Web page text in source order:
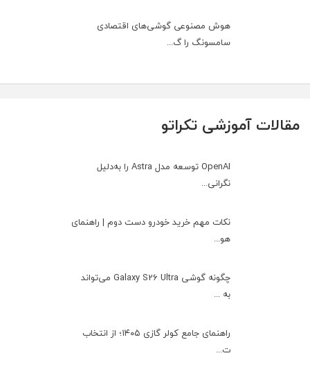
هوش مصنوعی گوشی‌های اقتصادی
سامسونگ را گ...
مقالات آموزشی تکراتو
OpenAI توسعه مدل Astra را به‌دلیل
نگرانی...
نکات مهم خرید خودرو دست دوم | راهنمای
هو...
چگونه گوشی Galaxy S26 Ultra می‌تواند
به ...
راهنمای جامع کولر گازی ۱۴۰۵؛ از انتخاب
ت...